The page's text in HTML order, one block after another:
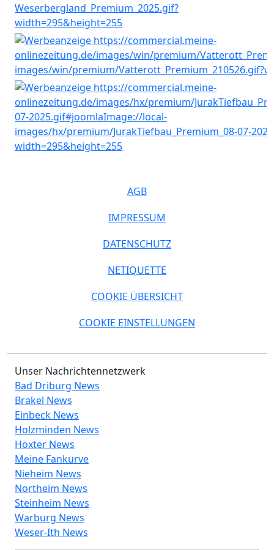
AGB
IMPRESSUM
DATENSCHUTZ
NETIQUETTE
COOKIE ÜBERSICHT
COOKIE EINSTELLUNGEN
Unser Nachrichtennetzwerk
Bad Driburg News
Brakel News
Einbeck News
Holzminden News
Höxter News
Meine Fankurve
Nieheim News
Northeim News
Steinheim News
Warburg News
Weser-Ith News